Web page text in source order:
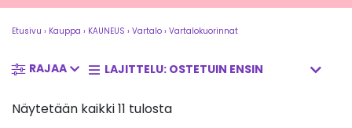
Luonnonmukaiset vartalokuorinnat;
suolat ja sokerit kuorivat ihon
hellävaraisesti
Valikoimamme luonnonmukaisissa vartalokuorinnoissa on käytetty
Etusivu › Kauppa › KAUNEUS › Vartalo › Vartalokuorinnat
RAJAA
Näytetään kaikki 11 tulosta